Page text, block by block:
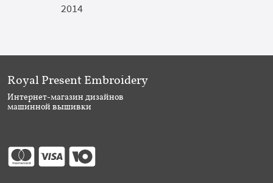
2014
Royal Present Embroidery
Интернет-магазин дизайнов
машинной вышивки